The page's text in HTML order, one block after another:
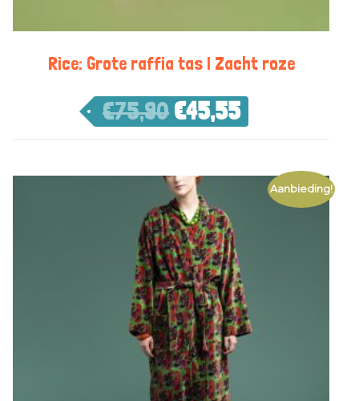
Rice: Grote raffia tas | Zacht roze
€75,90 €45,55
Aanbieding!